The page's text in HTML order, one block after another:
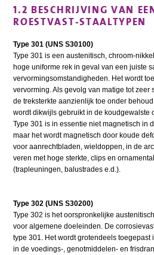
1.2 BESCHRIJVING VAN
ROESTVAST-STAALTYPEN
Type 301 (UNS S30100)
Type 301 is een austenitisch, chroom-
hoge uniforme rek in geval van een juiste
vervormingsomstandigheden. Het wordt
vervorming. Als gevolg van matige tot
de treksterkte aanzienlijk toe onder
wordt dikwijls gebruikt in de koudgewalste
Type 301 is in essentie niet magnetisch in
maar het wordt magnetisch door koude
voor aanrechtbladen, wieldoppen, in de
veren met hoge sterkte, clips en
(trapleuningen, balustrades e.d.).
Type 302 (UNS S30200)
Type 302 is het oorspronkelijke
voor algemene doeleinden. De
type 301. Het wordt grotendeels
in de voedings-, genotmiddelen- en